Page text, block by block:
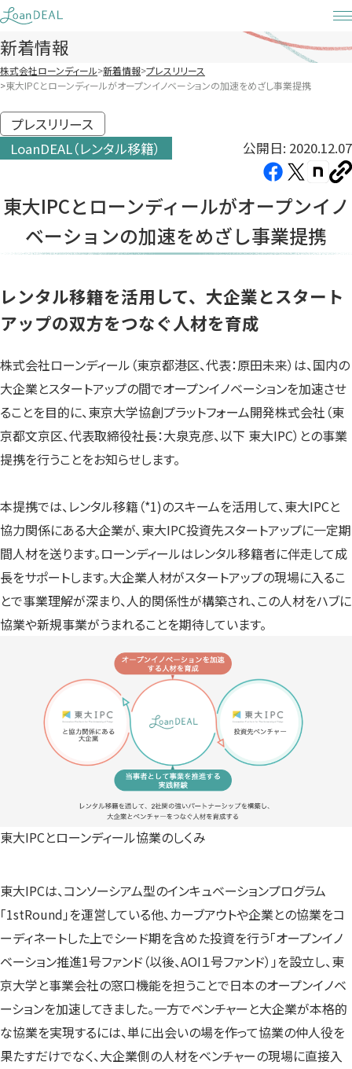
Skip
to
content
新着情報
株式会社ローンディール 新着情報 プレスリリース
東大IPCとローンディールがオープンイノベーションの加速をめざし事業提携
プレスリリース
LoanDEAL（レンタル移籍）
公開日: 2020.12.07
Facebook（新
い
タ
ブ
開
X（新
い
タ
ブ
開
note（新
い
タ
ブ
開
コ
東大IPCとローンディールがオープンイノ
ベーションの加速をめざし事業提携
レンタル移籍を活用して、大企業とスタート
アップの双方をつなぐ人材を育成
株式会社ローンディール（東京都港区、代表：原田未来）は、国内の
大企業とスタートアップの間でオープンイノベーションを加速させ
ることを目的に、東京大学協創プラットフォーム開発株式会社（東
京都文京区、代表取締役社長：大泉克彦、以下 東大IPC）との事業
提携を行うことをお知らせします。
本提携では、レンタル移籍（*1)のスキームを活用して、東大IPCと
協力関係にある大企業が、東大IPC投資先スタートアップに一定期
間人材を送ります。ローンディールはレンタル移籍者に伴走して成
長をサポートします。大企業人材がスタートアップの現場に入るこ
とで事業理解が深まり、人的関係性が構築され、この人材をハブに
協業や新規事業がうまれることを期待しています。
東大IPCとローンディール協業のしくみ
東大IPCは、コンソーシアム型のインキュベーションプログラム
「1stRound」を運営している他、カーブアウトや企業との協業をコ
ーディネートした上でシード期を含めた投資を行う「オープンイノ
ベーション推進1号ファンド（以後、AOI１号ファンド）」を設立し、東
京大学と事業会社の窓口機能を担うことで日本のオープンイノベ
ーションを加速してきました。一方でベンチャーと大企業が本格的
な協業を実現するには、単に出会いの場を作って協業の仲人役を
果たすだけでなく、大企業側の人材をベンチャーの現場に直接入